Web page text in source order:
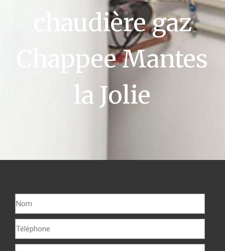
chaudière gaz
Chappee Mantes
la Jolie